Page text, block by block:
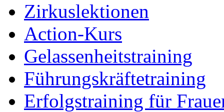
Zirkuslektionen
Action-Kurs
Gelassenheitstraining
Führungskräftetraining
Erfolgstraining für